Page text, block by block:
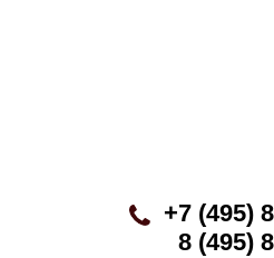
+7 (495)
8 (495)